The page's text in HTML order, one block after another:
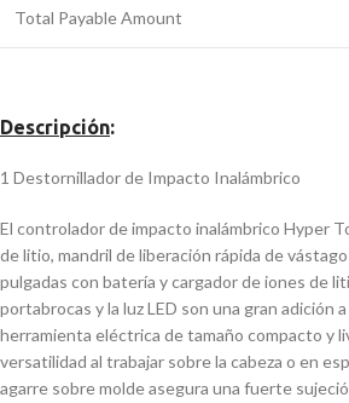
Total Payable Amount
Descripción:
1 Destornillador de Impacto Inalámbrico
El controlador de impacto inalámbrico Hyper
de litio, mandril de liberación rápida de
pulgadas con batería y cargador de iones de
portabrocas y la luz LED son una gran adición
herramienta eléctrica de tamaño compacto y
versatilidad al trabajar sobre la cabeza o en
agarre sobre molde asegura una fuerte